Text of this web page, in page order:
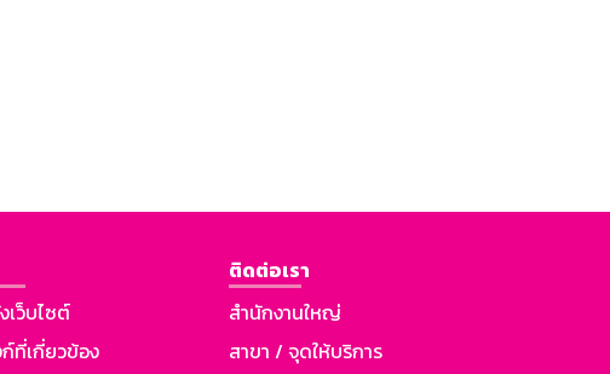
เว็บไซต์
ที่เกี่ยวข้อง
ติดต่อเรา
สำนักงานใหญ่
สาขา / จุดให้บริการ